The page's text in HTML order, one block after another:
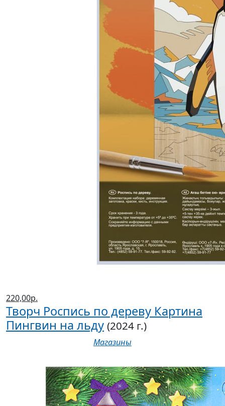
220,00р.
Творч Роспись по дереву Картина
Пингвин на льду (2024 г.)
Магазины